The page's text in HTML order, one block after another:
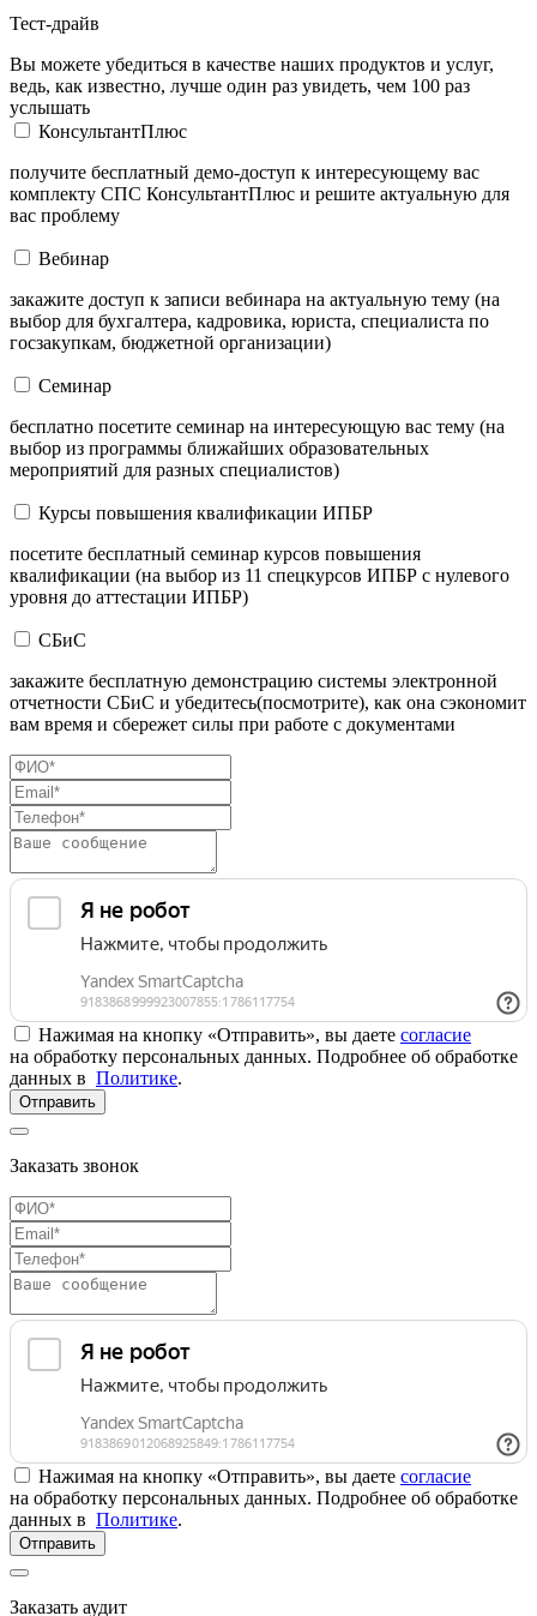
Тест-драйв
Вы можете убедиться в качестве наших продуктов и услуг,
ведь, как известно, лучше один раз увидеть, чем 100 раз
услышать
КонсультантПлюс
получите бесплатный демо-доступ к интересующему вас
комплекту СПС КонсультантПлюс и решите актуальную для
вас проблему
Вебинар
закажите доступ к записи вебинара на актуальную тему (на
выбор для бухгалтера, кадровика, юриста, специалиста по
госзакупкам, бюджетной организации)
Семинар
бесплатно посетите семинар на интересующую вас тему (на
выбор из программы ближайших образовательных
мероприятий для разных специалистов)
Курсы повышения квалификации ИПБР
посетите бесплатный семинар курсов повышения
квалификации (на выбор из 11 спецкурсов ИПБР с нулевого
уровня до аттестации ИПБР)
СБиС
закажите бесплатную демонстрацию системы электронной
отчетности СБиС и убедитесь(посмотрите), как она сэкономит
вам время и сбережет силы при работе с документами
Нажимая на кнопку «Отправить», вы даете согласие
на обработку персональных данных. Подробнее об обработке
данных в Политике.
Отправить
Заказать звонок
Нажимая на кнопку «Отправить», вы даете согласие
на обработку персональных данных. Подробнее об обработке
данных в Политике.
Отправить
Заказать аудит